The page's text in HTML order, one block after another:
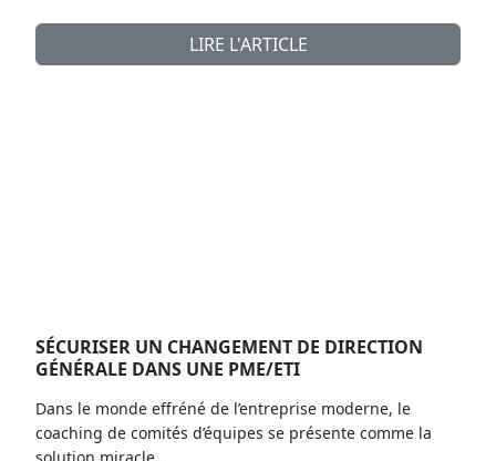
LIRE L'ARTICLE
SÉCURISER UN CHANGEMENT DE DIRECTION
GÉNÉRALE DANS UNE PME/ETI
Dans le monde effréné de l’entreprise moderne, le
coaching de comités d’équipes se présente comme la
solution miracle…